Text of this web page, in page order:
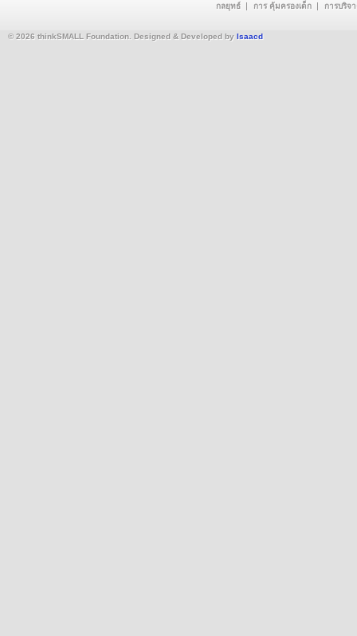
กลยุทธ์ การ คุ้มครองเด็ก การบริจ
© 2026 thinkSMALL Foundation. Designed & Developed by Isaacd